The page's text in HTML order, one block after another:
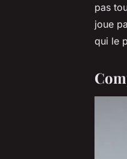
pas
joue
qui le